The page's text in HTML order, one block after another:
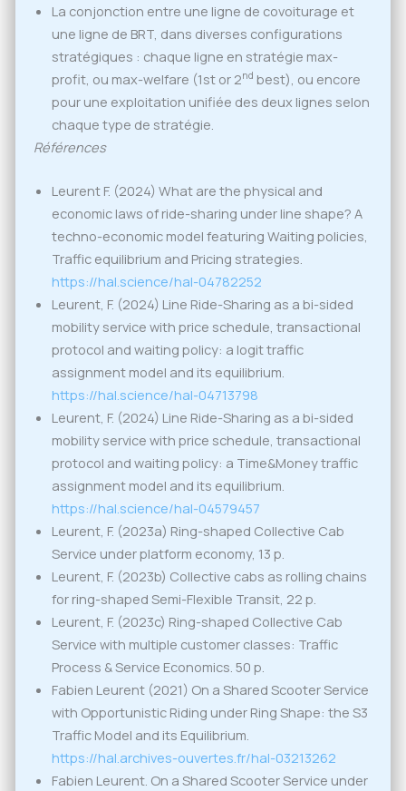
La conjonction entre une ligne de covoiturage et
une ligne de BRT, dans diverses configurations
stratégiques : chaque ligne en stratégie max-
profit, ou max-welfare (1st or 2nd best), ou encore
pour une exploitation unifiée des deux lignes selon
chaque type de stratégie.
Références
Leurent F. (2024) What are the physical and
economic laws of ride-sharing under line shape? A
techno-economic model featuring Waiting policies,
Traffic equilibrium and Pricing strategies.
https://hal.science/hal-04782252
Leurent, F. (2024) Line Ride-Sharing as a bi-sided
mobility service with price schedule, transactional
protocol and waiting policy: a logit traffic
assignment model and its equilibrium.
https://hal.science/hal-04713798
Leurent, F. (2024) Line Ride-Sharing as a bi-sided
mobility service with price schedule, transactional
protocol and waiting policy: a Time&Money traffic
assignment model and its equilibrium.
https://hal.science/hal-04579457
Leurent, F. (2023a) Ring-shaped Collective Cab
Service under platform economy, 13 p.
Leurent, F. (2023b) Collective cabs as rolling chains
for ring-shaped Semi-Flexible Transit, 22 p.
Leurent, F. (2023c) Ring-shaped Collective Cab
Service with multiple customer classes: Traffic
Process & Service Economics. 50 p.
Fabien Leurent (2021) On a Shared Scooter Service
with Opportunistic Riding under Ring Shape: the S3
Traffic Model and its Equilibrium.
https://hal.archives-ouvertes.fr/hal-03213262
Fabien Leurent. On a Shared Scooter Service under